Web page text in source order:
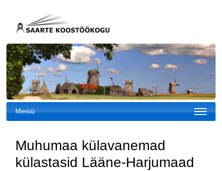
Menüü
Muhumaa külavanemad
külastasid Lääne-Harjumaad